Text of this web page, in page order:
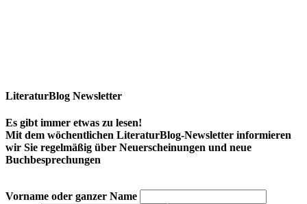
LiteraturBlog Newsletter
Es gibt immer etwas zu lesen!
Mit dem wöchentlichen LiteraturBlog-Newsletter informieren
wir Sie regelmäßig über Neuerscheinungen und neue
Buchbesprechungen
Vorname oder ganzer Name